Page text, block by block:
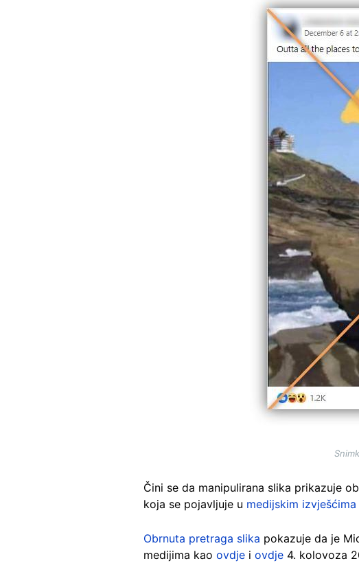
Čini se da manipulirana slika prikazuje
koja se pojavljuje u medijskim izvješćima
Obrnuta pretraga slika pokazuje da je
medijima kao ovdje i ovdje 4. kolovoza